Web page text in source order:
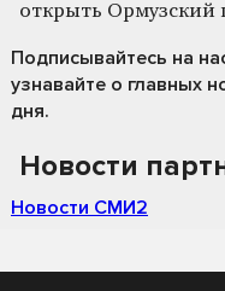
открыть Ормузский
Подписывайтесь на
узнавайте о главных
дня.
Новости
Новости СМИ2